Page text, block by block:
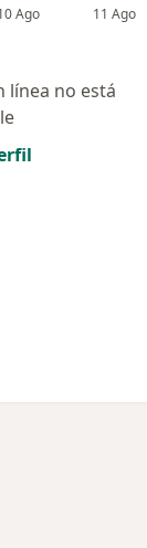
Ago 11 Ago
línea no está